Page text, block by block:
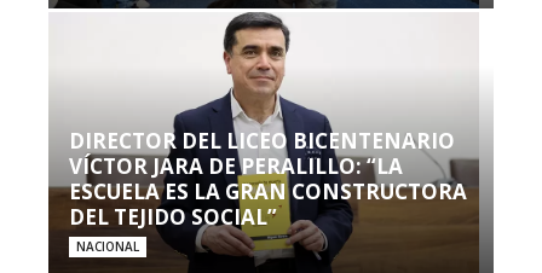
DIRECTOR DEL LICEO BICENTENARIO
VÍCTOR JARA DE PERALILLO: “LA
ESCUELA ES LA GRAN CONSTRUCTORA
DEL TEJIDO SOCIAL”
NACIONAL